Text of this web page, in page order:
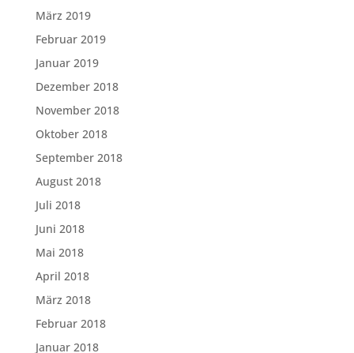
März 2019
Februar 2019
Januar 2019
Dezember 2018
November 2018
Oktober 2018
September 2018
August 2018
Juli 2018
Juni 2018
Mai 2018
April 2018
März 2018
Februar 2018
Januar 2018